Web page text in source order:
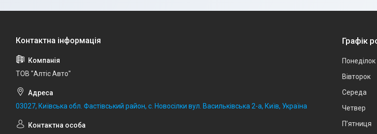
ТОВ "Алтіс Авто"
03027, Київська обл. Фастівський район, с. Новосілки вул. Васильківська 2-а, Київ, Україна
Графік
Понеділок
Вівторок
Середа
Четвер
Пʼятниця